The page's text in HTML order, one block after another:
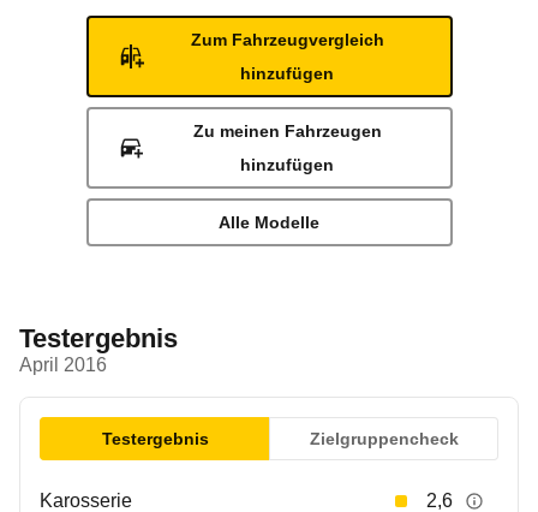
Zum Fahrzeugvergleich
hinzufügen
Zu meinen Fahrzeugen
hinzufügen
Alle Modelle
Testergebnis
April 2016
Testergebnis Zielgruppencheck
Karosserie 2,6